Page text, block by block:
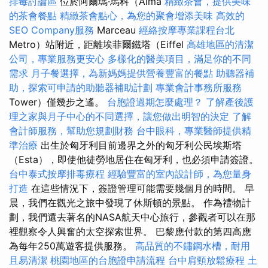
的茶會餐點 精緻茶會點心，為您的聚會增添美味 高效的
SEO Company服務 Marceau 經絡按摩專業課程台北
Metro）站附近，距離埃菲爾鐵塔（Eiffel 高雄地區的清潔
公司，專業服務更安心 多樣化的醫美項目，滿足你的不同
需求 月子餐選擇，為新媽媽提供營養豐富的餐點 助聽器補
助，探索可申請的助聽器補助計劃 專業會計事務所服務
Tower）僅幾步之遙。 台胞證過期怎麼處理？ 了解產後護
理之家與月子中心的不同選擇，讓您做出明智的決定 了解
會計師服務，幫助您規劃財務 台中眼科，專業醫師提供精
準治療 出生於匈牙利目前邊界之外的匈牙利公民埃斯塔
（Esta），即使他徒勞地居住在匈牙利，也必須申請簽證。
台中泰式按摩排毒療程 經驗豐富的室內設計師，為您量身
打造 在這些情況下，簽證管理可能需要幾個月的時間。 早
晨，我們在觀光之旅中發現了休斯頓的景點。 作為禮物計
劃，我們還去著名的NASA航天中心旅行，參觀者可以在那
裡觀察令人興奮的太空探索世界。 巴黎應付款的第四高應
為每年250萬遊客提供服務。 高品質的不鏽鋼水槽，耐用
且易清潔 桃園地區的台胞證申請流程 台中肩頸放鬆療程 土